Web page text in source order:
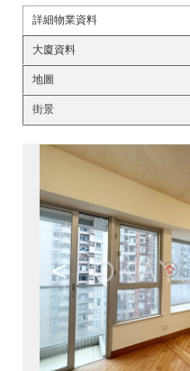
詳細物業資料
大廈資料
地圖
街景
<